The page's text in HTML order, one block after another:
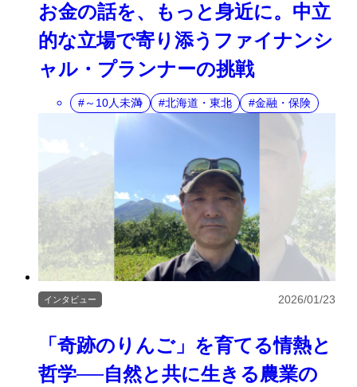
お金の話を、もっと身近に。中立
的な立場で寄り添うファイナンシ
ャル・プランナーの挑戦
～10人未満 北海道・東北 金融・保険
「奇跡のりんご」を育てる情熱と
哲学──自然と共に生きる農業の
インタビュー 2026/01/23